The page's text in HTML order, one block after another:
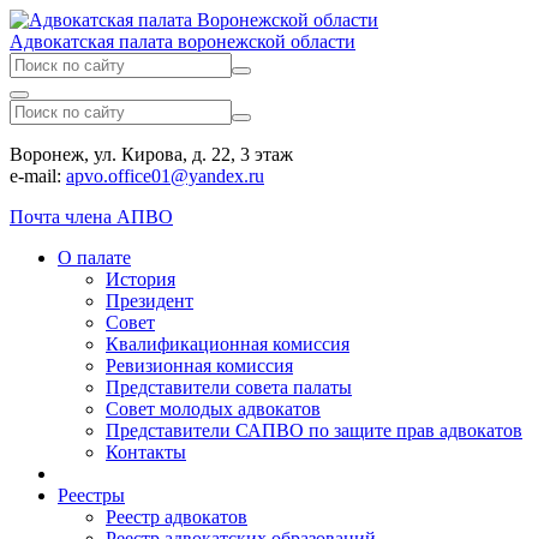
Адвокатская палата воронежской области
Воронеж, ул. Кирова, д. 22, 3 этаж
e-mail: apvo.office01@yandex.ru
Почта члена АПВО
О палате
История
Президент
Совет
Квалификационная комиссия
Ревизионная комиссия
Представители совета палаты
Совет молодых адвокатов
Представители САПВО по защите прав адвокатов
Контакты
Реестры
Реестр адвокатов